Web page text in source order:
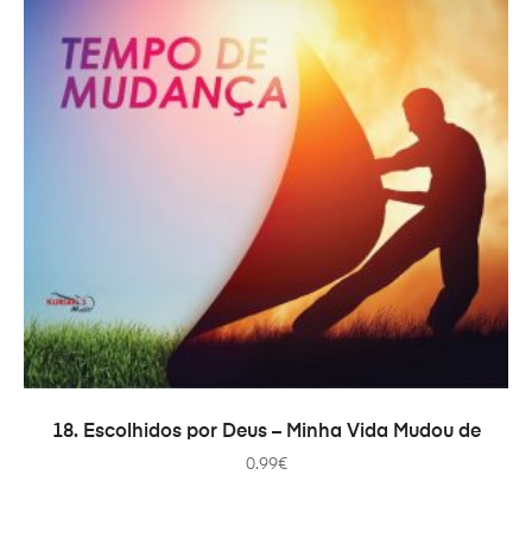
ADICIONAR
18. Escolhidos por Deus – Minha Vida Mudou de
0.99€